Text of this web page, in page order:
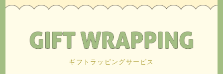
ギフトラッピングサービス